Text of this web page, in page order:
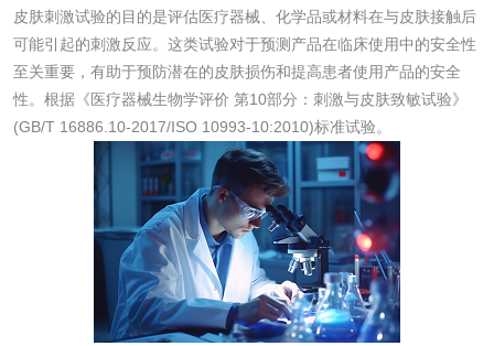
皮肤刺激试验的目的是评估医疗器械、化学品或材料在与皮肤接触后
可能引起的刺激反应。这类试验对于预测产品在临床使用中的安全性
至关重要，有助于预防潜在的皮肤损伤和提高患者使用产品的安全
性。根据《医疗器械生物学评价 第10部分：刺激与皮肤致敏试验》
(GB/T 16886.10-2017/ISO 10993-10:2010)标准试验。
消毒产品
成分分析配方研发 驱蚊检测
防霉检测 霉菌污染分析
消毒产品备案 防螨除螨检测
微生物检测